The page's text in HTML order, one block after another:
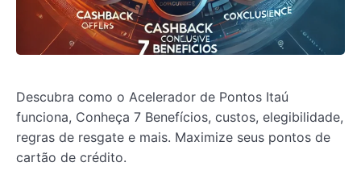
Descubra como o Acelerador de Pontos Itaú
funciona, Conheça 7 Benefícios, custos, elegibilidade,
regras de resgate e mais. Maximize seus pontos de
cartão de crédito.